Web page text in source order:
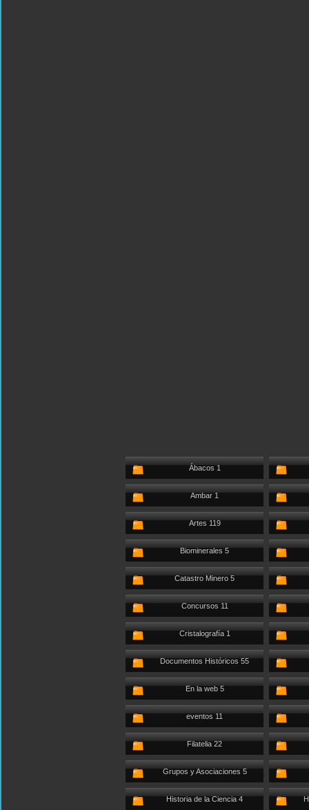
Ábacos 1
Ambar 1
Artes 119
Biominerales 5
Catastro Minero 5
Concursos 11
Cristalografía 1
Documentos Históricos 55
En la web 5
eventos 11
Filatelia 22
Grupos y Asociaciones 5
Historia de la Ciencia 4